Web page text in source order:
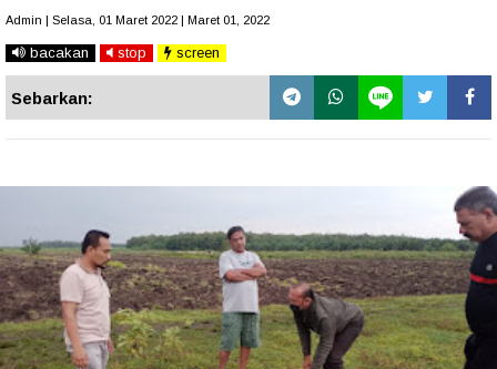
Admin | Selasa, 01 Maret 2022 | Maret 01, 2022
bacakan stop screen
Sebarkan: